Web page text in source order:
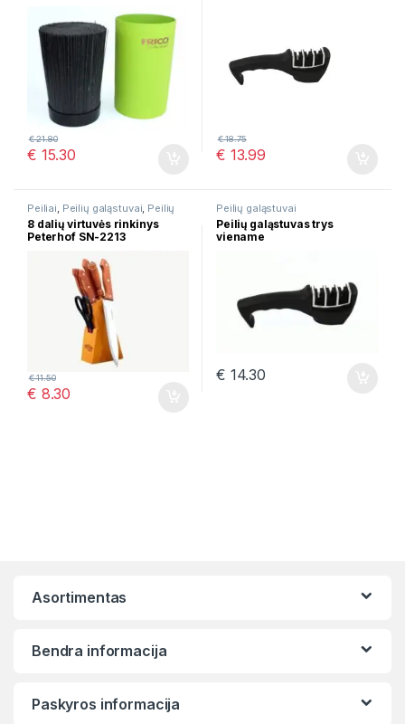
€ 15.30
€21.80
€ 13.99
€18.75
Peiliai Peilių galąstuvai Peilių
rinkiniai
8 dalių virtuvės rinkinys
Peterhof SN-2213
€ 8.30
€11.50
Peilių galąstuvai
Peilių galąstuvas trys
viename
€ 14.30
Asortimentas
Bendra informacija
Paskyros informacija